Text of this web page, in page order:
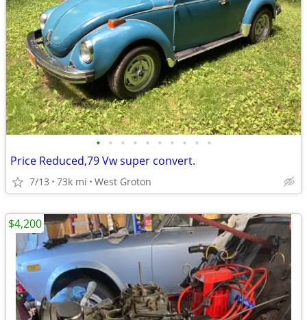
• • • • • • • • • •
Price Reduced,79 Vw super convert.
7/13 73k mi West Groton
$4,200